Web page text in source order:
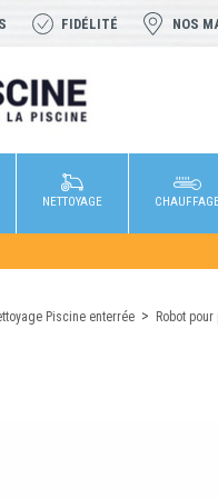
FIDÉLITÉ NOS
NETTOYAGE
Piscine enterrée Robot